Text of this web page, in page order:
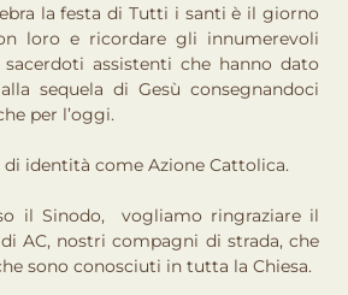
la festa di Tutti i santi è il giorno
loro e ricordare gli innumerevoli
assistenti che hanno dato
sequela di Gesù consegnandoci
per l’oggi.
identità come Azione Cattolica.
il Sinodo, vogliamo ringraziare il
AC, nostri compagni di strada, che
sono conosciuti in tutta la Chiesa.